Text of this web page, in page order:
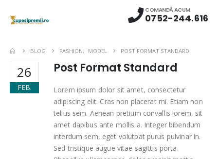
COMANDĂ ACUM
0752-244.616
BLOG FASHION, MODEL POST FORMAT STANDARD
26
FEB.
Post Format Standard
Lorem ipsum dolor sit amet, consectetur
adipiscing elit. Cras non placerat mi. Etiam non
tellus sem. Aenean pretium convallis lorem, sit
amet dapibus ante mollis a. Integer bibendum
interdum sem, eget volutpat purus pulvinar in.
Sed tristique augue vitae sagittis porta.